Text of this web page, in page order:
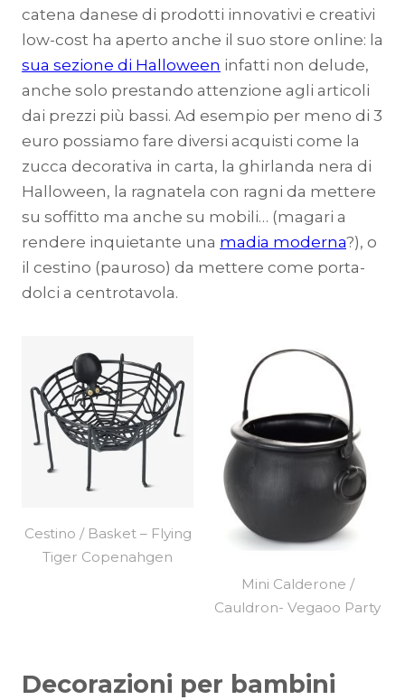
catena danese di prodotti innovativi e creativi
low-cost ha aperto anche il suo store online: la
sua sezione di Halloween infatti non delude,
anche solo prestando attenzione agli articoli
dai prezzi più bassi. Ad esempio per meno di 3
euro possiamo fare diversi acquisti come la
zucca decorativa in carta, la ghirlanda nera di
Halloween, la ragnatela con ragni da mettere
su soffitto ma anche su mobili… (magari a
rendere inquietante una madia moderna?), o
il cestino (pauroso) da mettere come porta-
dolci a centrotavola.
Cestino / Basket – Flying
Tiger Copenahgen
Mini Calderone /
Cauldron- Vegaoo Party
Decorazioni per bambini